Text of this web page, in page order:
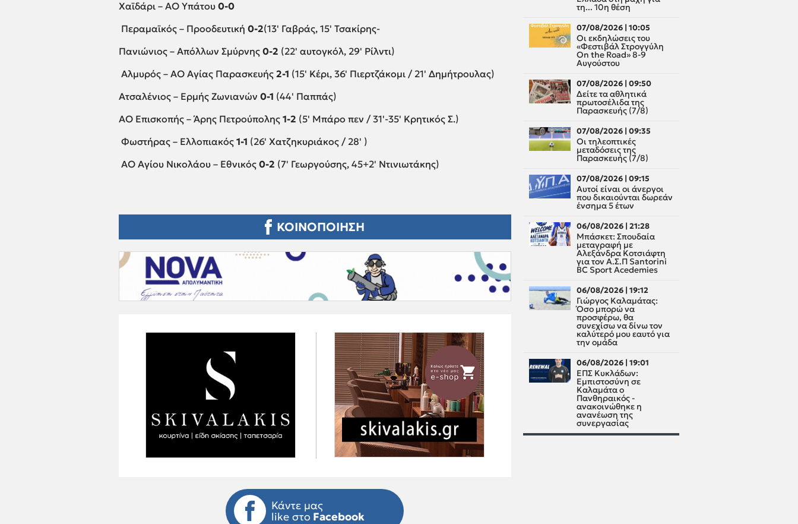
Χαϊδάρι – ΑΟ Υπάτου 0-0
Περαμαϊκός – Προοδευτική 0-2(13' Γαβράς, 15' Τσακίρης-
Πανιώνιος – Απόλλων Σμύρνης 0-2 (22' αυτογκόλ, 29' Ρίλντι)
Αλμυρός – ΑΟ Αγίας Παρασκευής 2-1 (15' Κέρι, 36' Πιερτζάκομι / 21' Δημήτρουλας)
Ατσαλένιος – Ερμής Ζωνιανών 0-1 (44' Παππάς)
AO Επισκοπής – Άρης Πετρούπολης 1-2 (5' Μπάρο πεν / 31'-35' Κρητικός Σ.)
Φωστήρας – Ελλοπιακός 1-1 (26' Χατζηκυριάκος / 28' )
ΑΟ Αγίου Νικολάου – Εθνικός 0-2 (7' Γεωργούσης, 45+2' Ντινιωτάκης)
ΚΟΙΝΟΠΟΙΗΣΗ
Κάντε μας
like στο Facebook
τη... 10η θέση
07/08/2026 | 10:05
Οι εκδηλώσεις του
«Φεστιβάλ Στρογγύλη
On the Road» 8-9
Αυγούστου
07/08/2026 | 09:50
Δείτε τα αθλητικά
πρωτοσέλιδα της
Παρασκευής (7/8)
07/08/2026 | 09:35
Οι τηλεοπτικές
μεταδόσεις της
Παρασκευής (7/8)
07/08/2026 | 09:15
Αυτοί είναι οι άνεργοι
που δικαιούνται δωρεάν
ένσημα 5 έτων
06/08/2026 | 21:28
Μπάσκετ: Σπουδαία
μεταγραφή με
Αλεξάνδρα Κοτσιάφτη
για τον A.Σ.Π Santorini
BC Sport Acedemies
06/08/2026 | 19:12
Γιώργος Καλαμάτας:
Όσο μπορώ να
προσφέρω, θα
συνεχίσω να δίνω τον
καλύτερό μου εαυτό για
την ομάδα
06/08/2026 | 19:01
ΕΠΣ Κυκλάδων:
Εμπιστοσύνη σε
Καλαμάτα ο
Πανθηραικός -
ανακοινώθηκε η
ανανέωση της
συνεργασίας